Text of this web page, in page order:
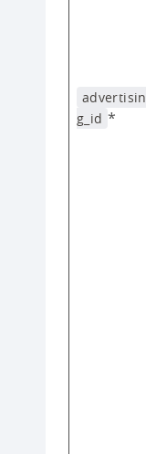
advertisin
g_id *